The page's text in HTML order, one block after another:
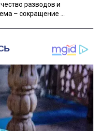
разводов и
– сокращение ...